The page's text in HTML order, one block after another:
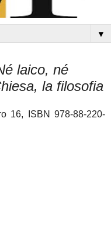
▼
laico, né
la filosofia
16, ISBN 978-88-220-